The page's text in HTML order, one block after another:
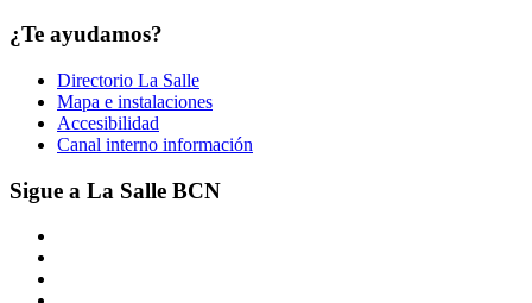
¿Te ayudamos?
Directorio La Salle
Mapa e instalaciones
Accesibilidad
Canal interno información
Sigue a La Salle BCN